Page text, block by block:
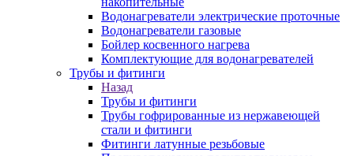
Водонагреватели электрические проточные
Водонагреватели газовые
Бойлер косвенного нагрева
Комплектующие для водонагревателей
Трубы и фитинги
Назад
Трубы и фитинги
Трубы гофрированные из нержавеющей
стали и фитинги
Фитинги латунные резьбовые